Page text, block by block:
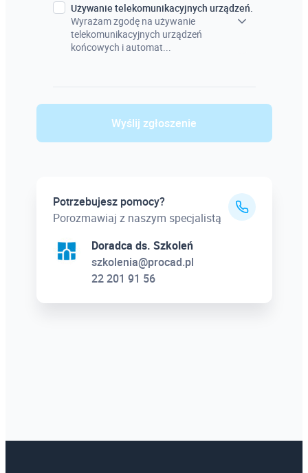
Używanie telekomunikacyjnych urządzeń.
Wyrażam zgodę na używanie
telekomunikacyjnych urządzeń
końcowych i automat...
Wyślij zgłoszenie
Potrzebujesz pomocy?
Porozmawiaj z naszym specjalistą
Doradca ds. Szkoleń
szkolenia@procad.pl
22 201 91 56